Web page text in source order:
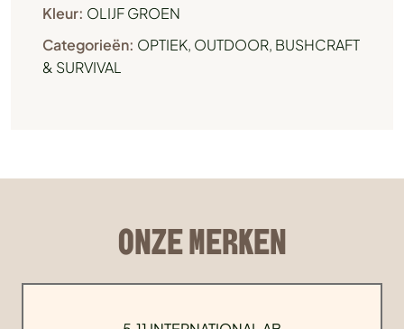
Kleur: OLIJF GROEN
Categorieën: OPTIEK, OUTDOOR, BUSHCRAFT
& SURVIVAL
ONZE MERKEN